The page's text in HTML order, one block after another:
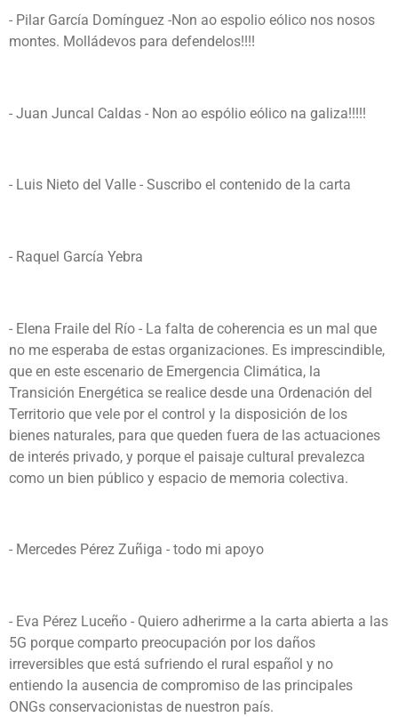
- Pilar García Domínguez -Non ao espolio eólico nos nosos
montes. Molládevos para defendelos!!!!
- Juan Juncal Caldas - Non ao espólio eólico na galiza!!!!!
- Luis Nieto del Valle - Suscribo el contenido de la carta
- Raquel García Yebra
- Elena Fraile del Río - La falta de coherencia es un mal que
no me esperaba de estas organizaciones. Es imprescindible,
que en este escenario de Emergencia Climática, la
Transición Energética se realice desde una Ordenación del
Territorio que vele por el control y la disposición de los
bienes naturales, para que queden fuera de las actuaciones
de interés privado, y porque el paisaje cultural prevalezca
como un bien público y espacio de memoria colectiva.
- Mercedes Pérez Zuñiga - todo mi apoyo
- Eva Pérez Luceño - Quiero adherirme a la carta abierta a las
5G porque comparto preocupación por los daños
irreversibles que está sufriendo el rural español y no
entiendo la ausencia de compromiso de las principales
ONGs conservacionistas de nuestron país.